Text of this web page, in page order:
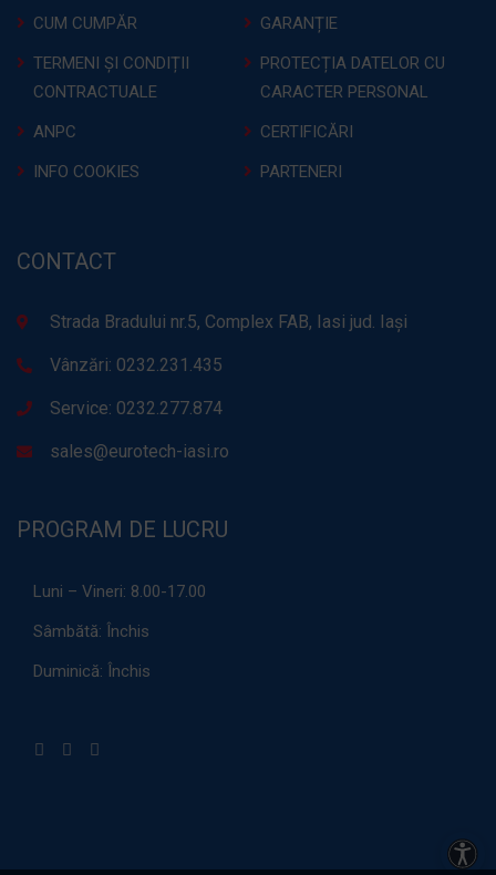
CUM CUMPĂR
GARANȚIE
TERMENI ȘI CONDIȚII
CONTRACTUALE
PROTECȚIA DATELOR CU
CARACTER PERSONAL
ANPC
CERTIFICĂRI
INFO COOKIES
PARTENERI
CONTACT
Strada Bradului nr.5, Complex FAB, Iasi jud. Iași
Vânzări: 0232.231.435
Service: 0232.277.874
sales@eurotech-iasi.ro
PROGRAM DE LUCRU
Luni – Vineri: 8.00-17.00
Sâmbătă: Închis
Duminică: Închis